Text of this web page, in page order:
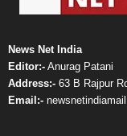
News Net India
Editor:- Anurag Patani
Address:- 63 B Rajpur
Email:-